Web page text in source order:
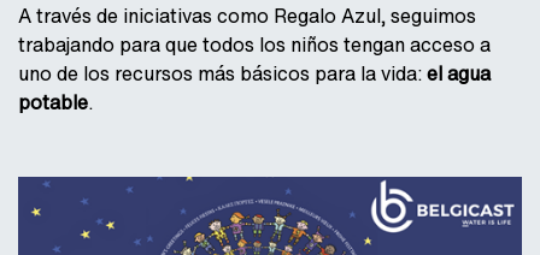
A través de iniciativas como Regalo Azul, seguimos
trabajando para que todos los niños tengan acceso a
uno de los recursos más básicos para la vida:el agua
potable.